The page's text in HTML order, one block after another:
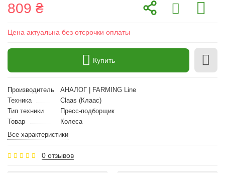
809 ₴
Цена актуальна без отсрочки оплаты
Купить
Производитель
АНАЛОГ | FARMING Line
Техника
Claas (Клаас)
Тип техники
Пресс-подборщик
Товар
Колеса
Все характеристики
0 отзывов